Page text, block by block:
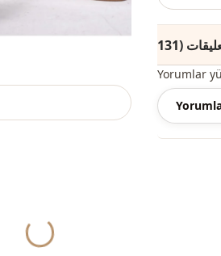
والدعوة
واللباس غير
Yorumlar
Yukleniyor...